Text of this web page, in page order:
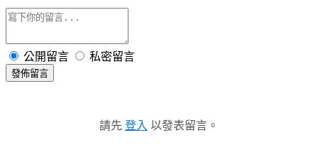
公開留言 私密留言
發佈留言
請先 登入 以發表留言。